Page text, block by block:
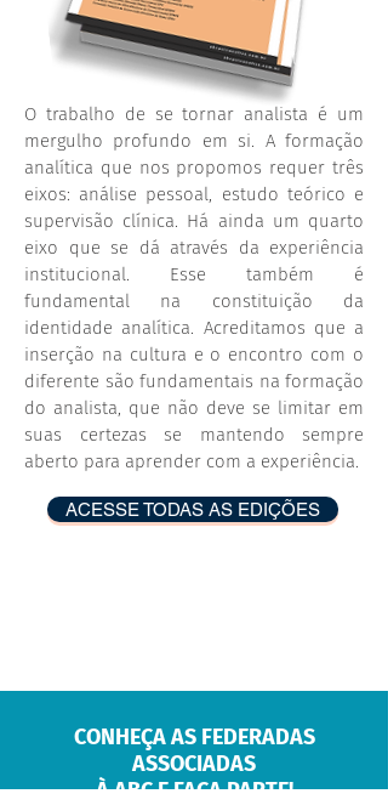
O trabalho de se tornar analista é um
mergulho profundo em si. A formação
analítica que nos propomos requer três
eixos: análise pessoal, estudo teórico e
supervisão clínica. Há ainda um quarto
eixo que se dá através da experiência
institucional. Esse também é
fundamental na constituição da
identidade analítica. Acreditamos que a
inserção na cultura e o encontro com o
diferente são fundamentais na formação
do analista, que não deve se limitar em
suas certezas se mantendo sempre
aberto para aprender com a experiência.
ACESSE TODAS AS EDIÇÕES
CONHEÇA AS FEDERADAS
ASSOCIADAS
À ABC E FAÇA PARTE!